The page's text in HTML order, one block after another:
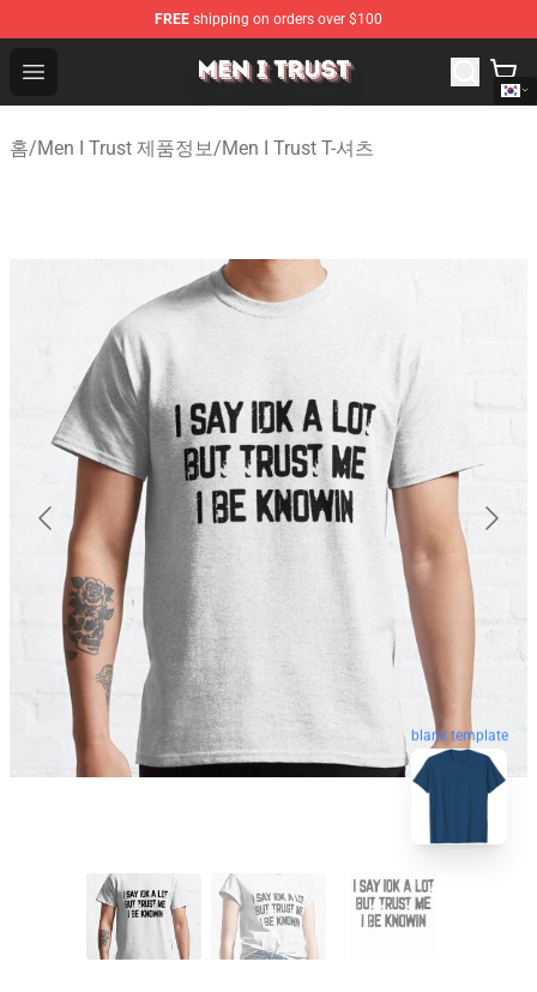
FREE shipping on orders over $100
Open menu
Men I Trust Shop - Official Men I Trust Merchandise Store
홈/Men I Trust 제품정보/Men I Trust T-셔츠
blank template